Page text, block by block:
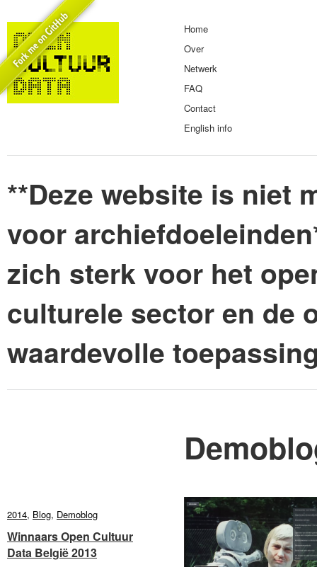
Home
Over
Netwerk
FAQ
Contact
English info
**Deze website is niet
voor
zich sterk voor het
culturele sector en de
waardevolle
2014, Blog, Demoblog
Winnaars Open Cultuur
Data België 2013
2014 Blog Demoblog
Winnaars Open Cultuur
Data België 2013